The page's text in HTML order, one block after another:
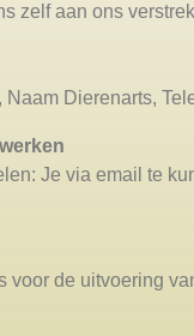
zelf aan ons
Dierenarts,
Je via email te
de uitvoering